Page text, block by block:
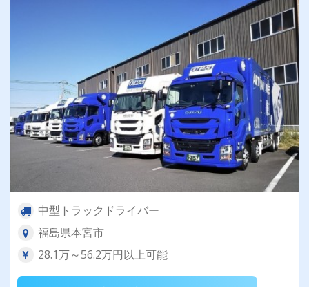
中型トラックドライバー
福島県本宮市
28.1万～56.2万円以上可能